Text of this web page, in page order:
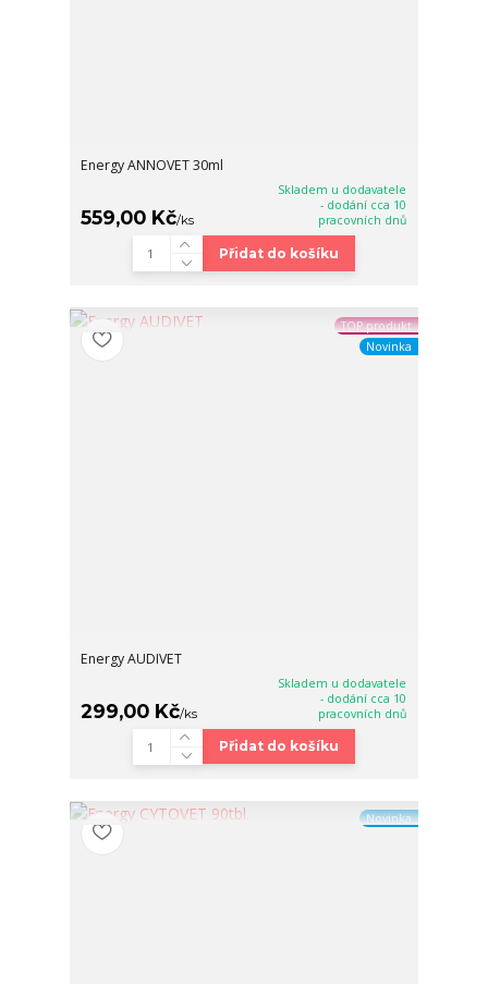
Energy ANNOVET 30ml
559,00 Kč/ks
Skladem u dodavatele
- dodání cca 10
pracovních dnů
Přidat do košíku
TOP produkt
Novinka
Energy AUDIVET
299,00 Kč/ks
Skladem u dodavatele
- dodání cca 10
pracovních dnů
Přidat do košíku
Novinka